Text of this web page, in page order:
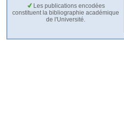
Les publications encodées
constituent la bibliographie académique
de l'Université.